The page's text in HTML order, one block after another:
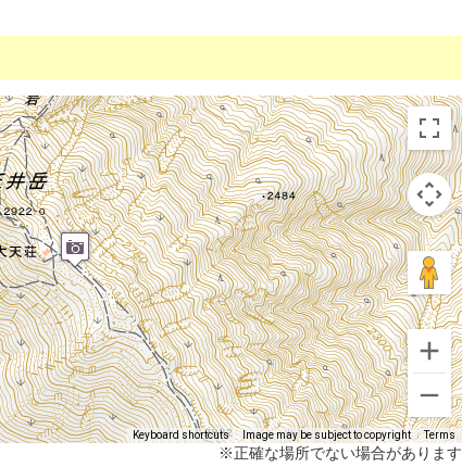
Keyboard shortcuts Image may be subject to copyright Terms
※正確な場所でない場合があります